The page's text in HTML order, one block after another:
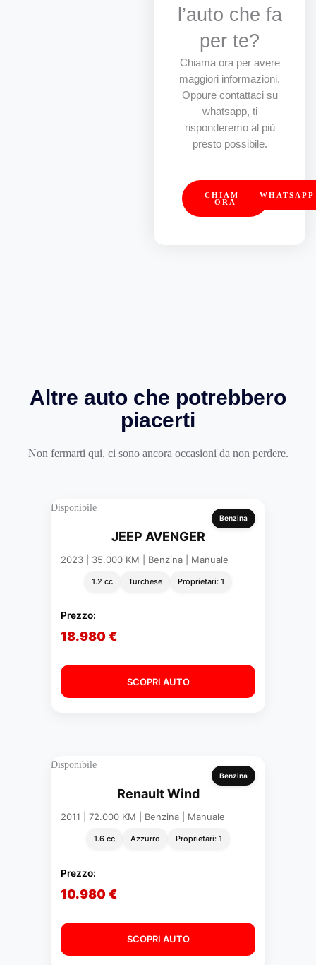
l’auto che fa
per te?
Chiama ora per avere
maggiori informazioni.
Oppure contattaci su
whatsapp, ti
risponderemo al più
presto possibile.
CHIAMA
ORA
WHATSAPP
Altre auto che potrebbero
piacerti
Non fermarti qui, ci sono ancora occasioni da non perdere.
Benzina
Disponibile
JEEP AVENGER
2023 | 35.000 KM | Benzina | Manuale
1.2 cc Turchese Proprietari: 1
Prezzo:
18.980 €
SCOPRI AUTO
Benzina
Disponibile
Renault Wind
2011 | 72.000 KM | Benzina | Manuale
1.6 cc Azzurro Proprietari: 1
Prezzo:
10.980 €
SCOPRI AUTO